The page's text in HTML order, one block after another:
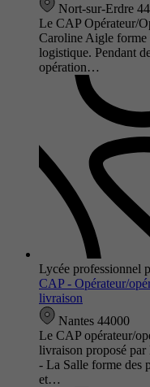
Nort-sur-Erdre
Le CAP Opérateur/
Caroline Aigle forme
logistique. Pendant
opération…
Lycée professionnel
CAP - Opérateur/
livraison
Nantes 44000
Le CAP opérateur/
livraison proposé
- La Salle forme des
et…